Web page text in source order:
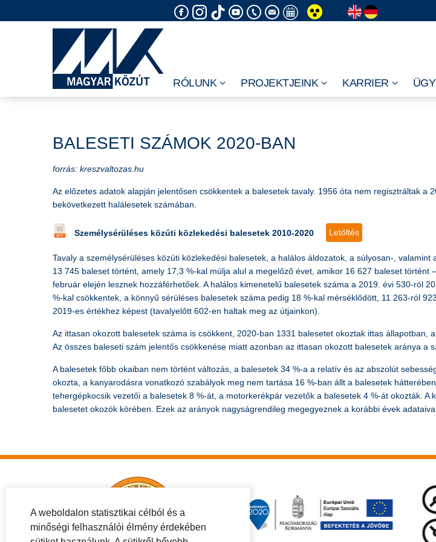
to
RÓLUNK PROJEKTJEINK KARRIER
BALESETI SZÁMOK 2020-BAN
forrás: kreszvaltozas.hu
Az előzetes adatok alapján jelentősen csökkentek a balesetek tavaly. 1956 óta nem regisztráltak
bekövetkezett halálesetek számában.
Személysérüléses közúti közlekedési balesetek 2010-2020 Letöltés
Tavaly a személysérüléses közúti közlekedési balesetek, a halálos áldozatok, a súlyosan-,
13 745 baleset történt, amely 17,3 %-kal múlja alul a megelőző évet, amikor 16 627 baleset
február elején lesznek hozzáférhetőek. A halálos kimenetelű balesetek száma a 2019. évi 530-ról
%-kal csökkentek, a könnyű sérüléses balesetek száma pedig 18 %-kal mérséklődött, 11 263-ról
2019-es értékhez képest (tavalyelőtt 602-en haltak meg az útjainkon).
Az ittasan okozott balesetek száma is csökkent, 2020-ban 1331 balesetet okoztak ittas
Az összes baleseti szám jelentős csökkenése miatt azonban az ittasan okozott balesetek aránya
A balesetek főbb okaiban nem történt változás, a balesetek 34 %-a a relatív és az abszolút
okozta, a kanyarodásra vonatkozó szabályok meg nem tartása 16 %-ban állt a balesetek
tehergépkocsik vezetői a balesetek 8 %-át, a motorkerékpár vezetők a balesetek 4 %-át okozták.
balesetet okozók körében. Ezek az arányok nagyságrendileg megegyeznek a korábbi évek
A weboldalon statisztikai célból és a
minőségi felhasználói élmény érdekében